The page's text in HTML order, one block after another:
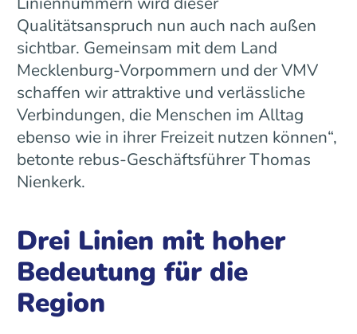
Qualitätsanspruch nun auch nach außen
sichtbar. Gemeinsam mit dem Land
Mecklenburg-Vorpommern und der VMV
schaffen wir attraktive und verlässliche
Verbindungen, die Menschen im Alltag
ebenso wie in ihrer Freizeit nutzen können“,
betonte rebus-Geschäftsführer Thomas
Nienkerk.
Drei Linien mit hoher
Bedeutung für die
Region